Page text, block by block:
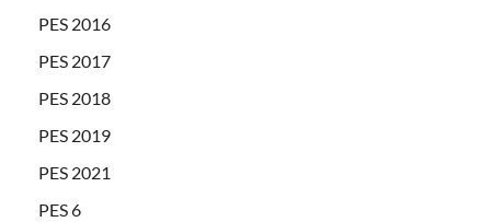
PES 2016
PES 2017
PES 2018
PES 2019
PES 2021
PES 6